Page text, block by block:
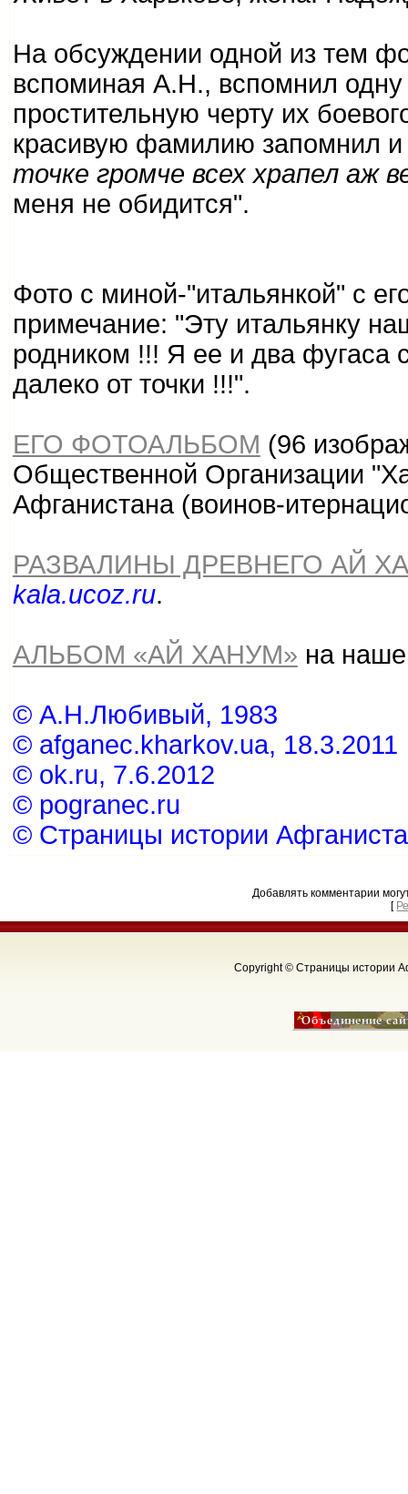
На обсуждении одной из тем
вспоминая А.Н., вспомнил
простительную черту их
красивую фамилию запомнил
точке громче всех храпел аж
меня не обидится".
Фото с миной-"итальянкой" с
примечание: "Эту итальянку
родником !!! Я ее и два фугаса
далеко от точки !!!".
ЕГО ФОТОАЛЬБОМ (96
Общественной Организации
Афганистана (воинов-
РАЗВАЛИНЫ ДРЕВНЕГО АЙ
kala.ucoz.ru.
АЛЬБОМ «АЙ ХАНУМ» на
© А.Н.Любивый, 1983
© afganec.kharkov.ua, 18.3.2011
© ok.ru, 7.6.2012
© pogranec.ru
© Страницы истории
Добавлять комментарии
[
Copyright © Страницы истории